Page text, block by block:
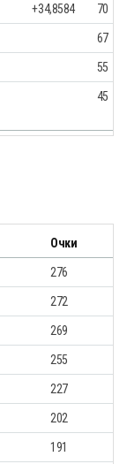
+34,8584 70
67
55
45
Очки
276
272
269
255
227
202
191